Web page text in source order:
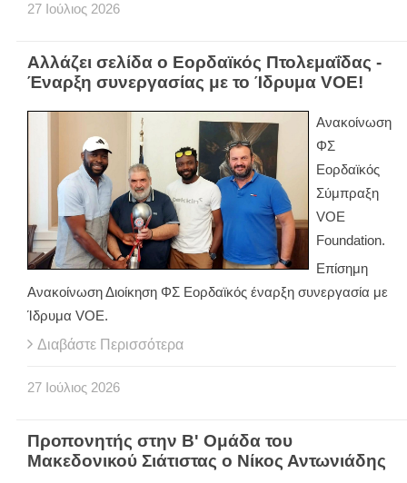
27 Ιούλιος 2026
Αλλάζει σελίδα ο Εορδαϊκός Πτολεμαΐδας -
Έναρξη συνεργασίας με το Ίδρυμα VOE!
Ανακοίνωση
ΦΣ
Εορδαϊκός
Σύμπραξη
VOE
Foundation.
Επίσημη
Ανακοίνωση Διοίκηση ΦΣ Εορδαϊκός έναρξη συνεργασία με
Ίδρυμα VOE.
Διαβάστε Περισσότερα
27 Ιούλιος 2026
Προπονητής στην Β' Ομάδα του
Μακεδονικού Σιάτιστας ο Νίκος Αντωνιάδης